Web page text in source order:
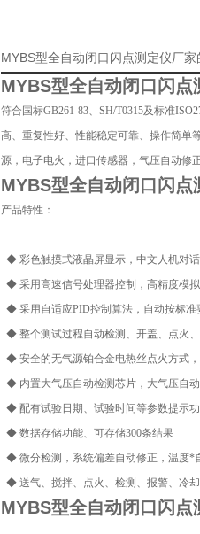
MYBS型全自动闭口闪点测定仪厂
MYBS型全自动闭口闪点
符合国标GB261-83、SH/T0315及标准
高、重复性好、性能稳定可靠、操作简单
源，电子电火，进口传感器，气压自动修
MYBS型全自动闭口闪点
产品特性：
◆ 彩色触摸式液晶屏显示，中文人机对
◆ 采用高速信号处理器控制，高精度模
◆ 采用自适应PID控制算法，自动按标
◆ 整个测试过程自动检测、开盖、点火
◆ 安全的无气源铂合金电热丝点火方式
◆ 内置大气压自动检测芯片，大气压自
◆ 配有试验日期、试验时间等参数提示
◆ 数据存储功能、可存储300条结果
◆ 微分检测，系统偏差自动修正，温度*
◆ 送气、搅拌、点火、检测、报警、冷
MYBS型全自动闭口闪点